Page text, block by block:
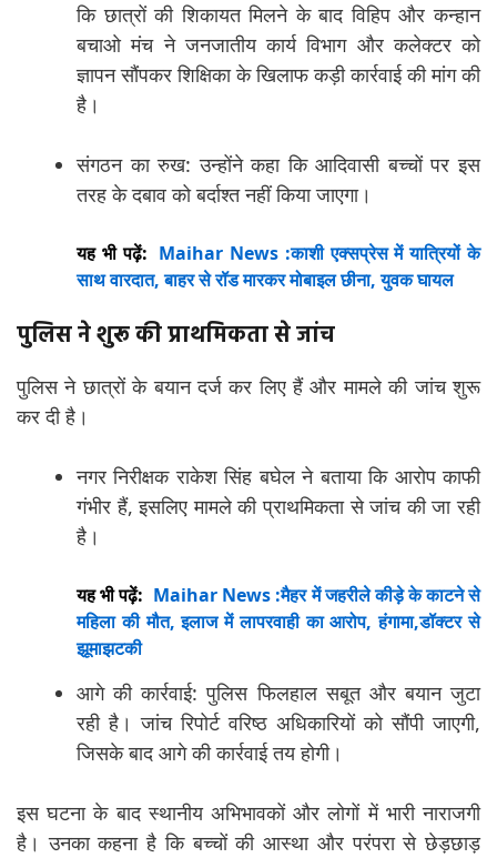
कि छात्रों की शिकायत मिलने के बाद विहिप और कन्हान
बचाओ मंच ने जनजातीय कार्य विभाग और कलेक्टर को
ज्ञापन सौंपकर शिक्षिका के खिलाफ कड़ी कार्रवाई की मांग की
है।
संगठन का रुख: उन्होंने कहा कि आदिवासी बच्चों पर इस
तरह के दबाव को बर्दाश्त नहीं किया जाएगा।
यह भी पढ़ें: Maihar News :काशी एक्सप्रेस में यात्रियों के
साथ वारदात, बाहर से रॉड मारकर मोबाइल छीना, युवक घायल
पुलिस ने शुरू की प्राथमिकता से जांच
पुलिस ने छात्रों के बयान दर्ज कर लिए हैं और मामले की जांच शुरू
कर दी है।
नगर निरीक्षक राकेश सिंह बघेल ने बताया कि आरोप काफी
गंभीर हैं, इसलिए मामले की प्राथमिकता से जांच की जा रही
है।
यह भी पढ़ें: Maihar News :मैहर में जहरीले कीड़े के काटने से
महिला की मौत, इलाज में लापरवाही का आरोप, हंगामा,डॉक्टर से
झूमाझटकी
आगे की कार्रवाई: पुलिस फिलहाल सबूत और बयान जुटा
रही है। जांच रिपोर्ट वरिष्ठ अधिकारियों को सौंपी जाएगी,
जिसके बाद आगे की कार्रवाई तय होगी।
इस घटना के बाद स्थानीय अभिभावकों और लोगों में भारी नाराजगी
है। उनका कहना है कि बच्चों की आस्था और परंपरा से छेड़छाड़